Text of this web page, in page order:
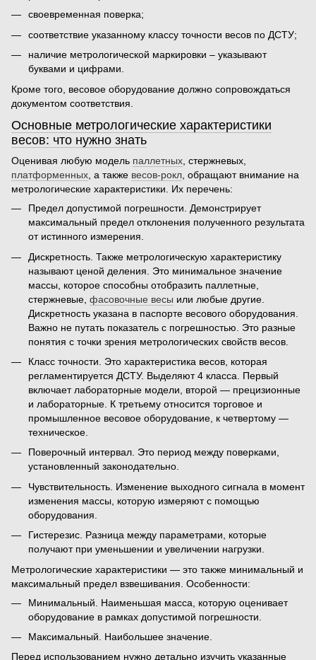
своевременная поверка;
соответствие указанному классу точности весов по ДСТУ;
наличие метрологической маркировки – указывают
буквами и цифрами.
Кроме того, весовое оборудование должно сопровождаться
документом соответствия.
Основные метрологические характеристики
весов: что нужно знать
Оценивая любую модель паллетных, стержневых,
платформенных, а также весов-рокл, обращают внимание на
метрологические характеристики. Их перечень:
Предел допустимой погрешности. Демонстрирует
максимальный предел отклонения полученного результата
от истинного измерения.
Дискретность. Также метрологическую характеристику
называют ценой деления. Это минимальное значение
массы, которое способны отобразить паллетные,
стержневые, фасовочные весы или любые другие.
Дискретность указана в паспорте весового оборудования.
Важно не путать показатель с погрешностью. Это разные
понятия с точки зрения метрологических свойств весов
Класс точности. Это характеристика весов , которая
регламентируется ДСТУ. Выделяют 4 класса. Первый
включает лабораторные модели, второй — прецизионные
и лабораторные. К третьему относится торговое и
промышленное весовое оборудование, к четвертому —
техническое.
Поверочный интервал. Это период между поверками,
установленный законодательно.
Чувствительность. Изменение выходного сигнала в момент
изменения массы, которую измеряют с помощью
оборудования.
Гистерезис. Разница между параметрами, которые
получают при уменьшении и увеличении нагрузки.
Метрологические характеристики — это также минимальный и
максимальный предел взвешивания. Особенности:
Минимальный. Наименьшая масса, которую оценивает
оборудование в рамках допустимой погрешности.
Максимальный. Наибольшее значение.
Перед использованием нужно детально изучить указанные